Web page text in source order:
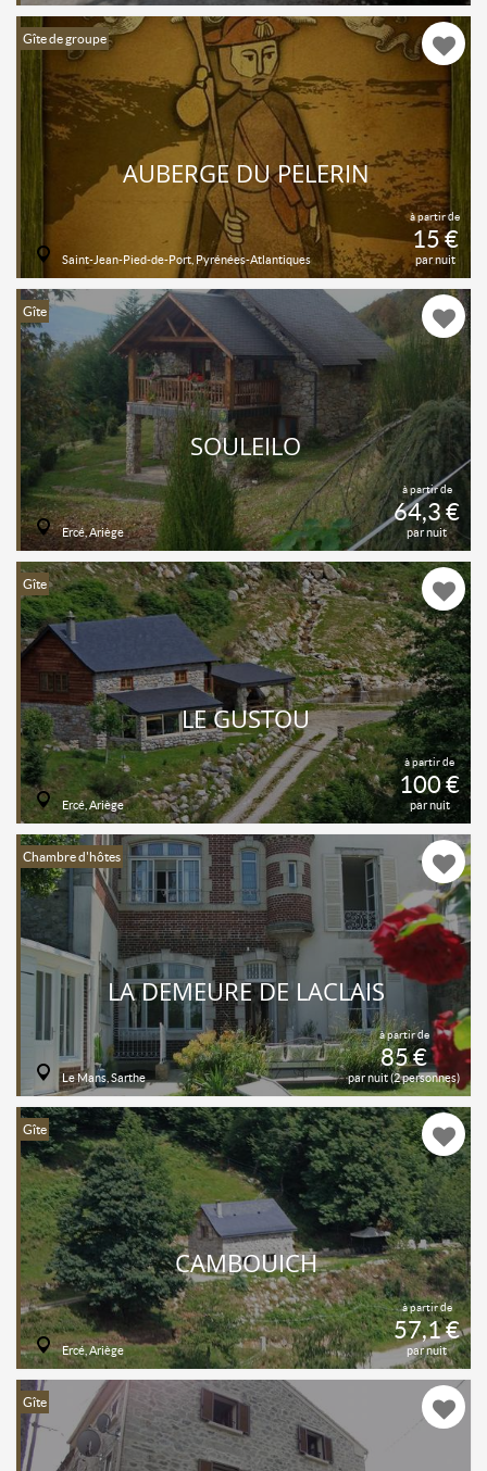
Gîte de groupe
à partir de
15 €
par nuit
AUBERGE DU PÈLERIN
Saint-Jean-Pied-de-Port, Pyrénées-Atlantiques
Gîte
à partir de
64,3 €
par nuit
SOULEILO
Ercé, Ariège
Gîte
à partir de
100 €
par nuit
LE GUSTOU
Ercé, Ariège
Chambre d'hôtes
à partir de
85 €
par nuit (2 personnes)
LA DEMEURE DE LACLAIS
Le Mans, Sarthe
Gîte
à partir de
57,1 €
par nuit
CAMBOUICH
Ercé, Ariège
Gîte